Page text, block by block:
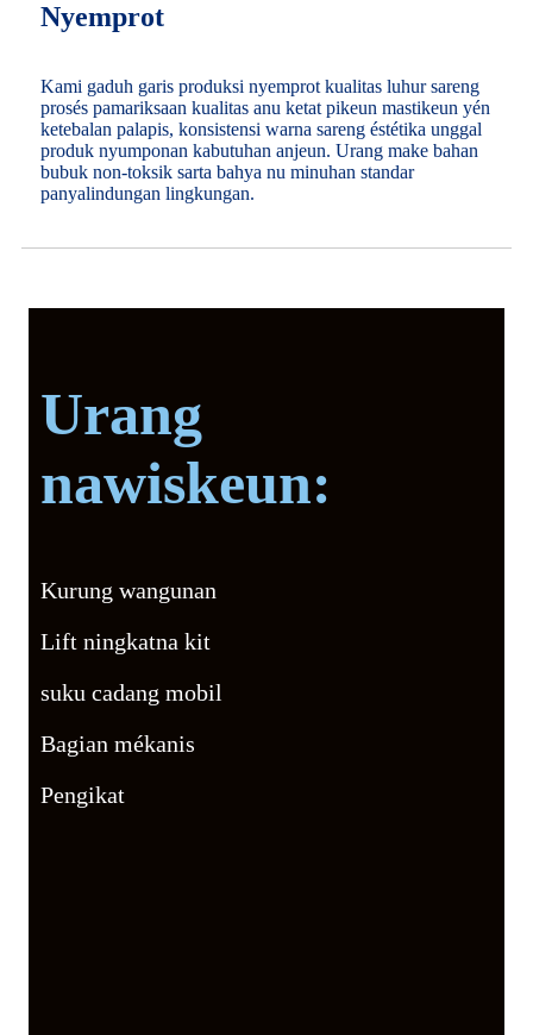
Nyemprot
Kami gaduh garis produksi nyemprot kualitas luhur sareng
prosés pamariksaan kualitas anu ketat pikeun mastikeun yén
ketebalan palapis, konsistensi warna sareng éstétika unggal
produk nyumponan kabutuhan anjeun. Urang make bahan
bubuk non-toksik sarta bahya nu minuhan standar
panyalindungan lingkungan.
Urang
nawiskeun:
Kurung wangunan
Lift ningkatna kit
suku cadang mobil
Bagian mékanis
Pengikat